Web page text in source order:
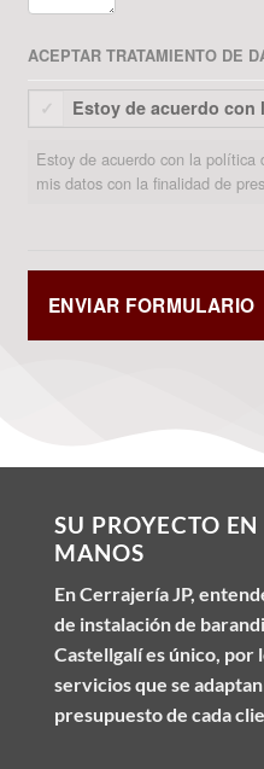
ACEPTAR TRATAMIENTO DE
Estoy de acuerdo
Estoy de acuerdo con la
mis datos con la finalidad de
SU PROYECTO
MANOS
En Cerrajería JP,
de instalación de
Castellgalí es único, por
servicios que se
presupuesto de cada